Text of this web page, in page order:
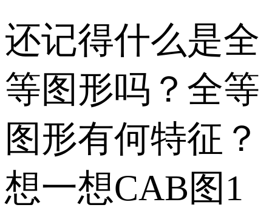
还记得什么是全
等图形吗？全等
图形有何特征？
想一想CAB图1